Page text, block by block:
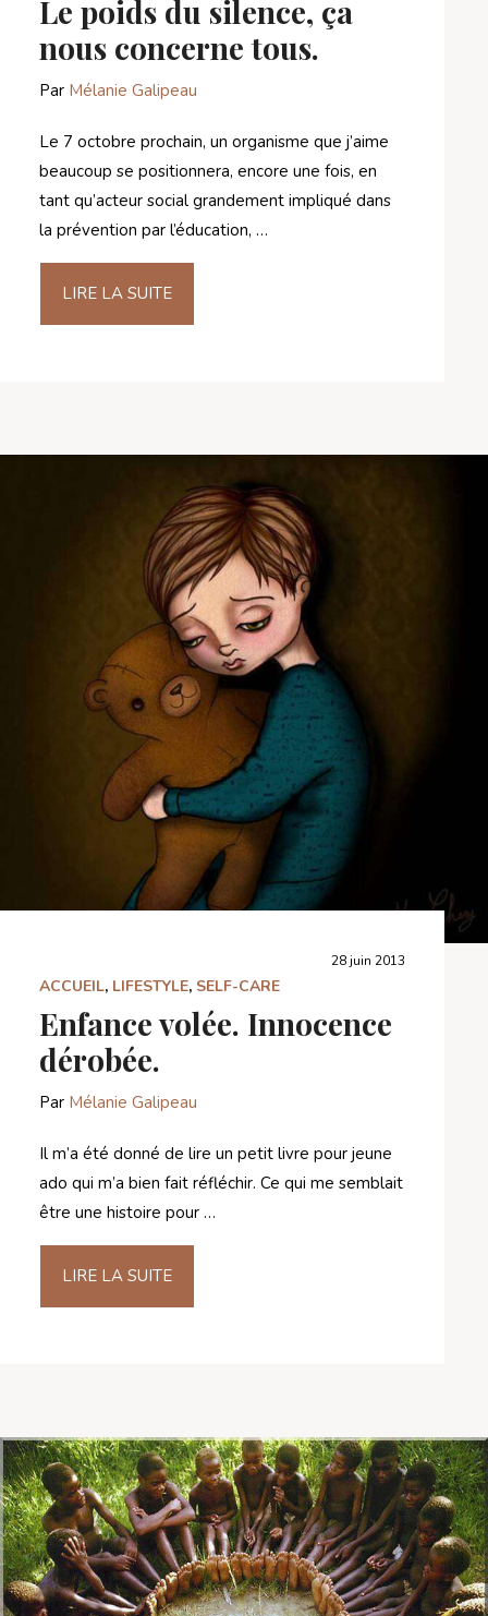
Le poids du silence, ça
nous concerne tous.
Par Mélanie Galipeau
Le 7 octobre prochain, un organisme que j’aime
beaucoup se positionnera, encore une fois, en
tant qu’acteur social grandement impliqué dans
la prévention par l’éducation, …
LIRE LA SUITE
28 juin 2013
ACCUEIL, LIFESTYLE, SELF-CARE
Enfance volée. Innocence
dérobée.
Par Mélanie Galipeau
Il m’a été donné de lire un petit livre pour jeune
ado qui m’a bien fait réfléchir. Ce qui me semblait
être une histoire pour …
LIRE LA SUITE